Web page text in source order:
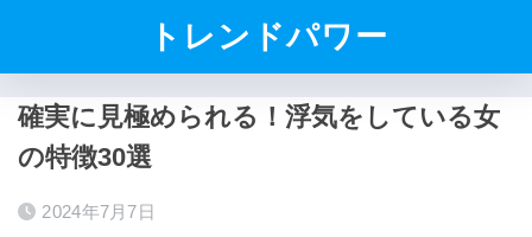
トレンドパワー
確実に見極められる！浮気をしている女
の特徴30選
2024年7月7日